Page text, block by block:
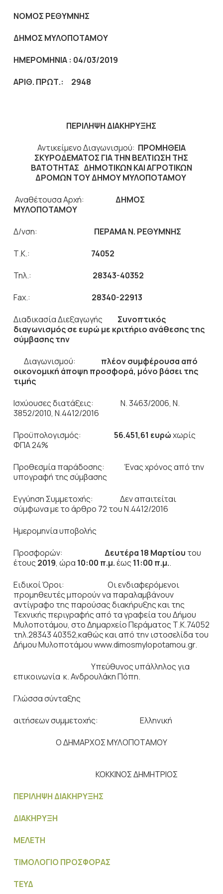
ΝΟΜΟΣ ΡΕΘΥΜΝΗΣ
ΔΗΜΟΣ ΜΥΛΟΠΟΤΑΜΟΥ
ΗΜΕΡΟΜΗΝΙΑ : 04/03/2019
ΑΡΙΘ. ΠΡΩΤ.: 2948
ΠΕΡΙΛΗΨΗ ΔΙΑΚΗΡΥΞΗΣ
Αντικείμενο Διαγωνισμού: ΠΡΟΜΗΘΕΙΑ
ΣΚΥΡΟΔΕΜΑΤΟΣ ΓΙΑ ΤΗΝ ΒΕΛΤΙΩΣΗ ΤΗΣ
ΒΑΤΟΤΗΤΑΣ ΔΗΜΟΤΙΚΩΝ ΚΑΙ ΑΓΡΟΤΙΚΩΝ
ΔΡΟΜΩΝ ΤΟΥ ΔΗΜΟΥ ΜΥΛΟΠΟΤΑΜΟΥ
Αναθέτουσα Αρχή: ΔΗΜΟΣ
ΜΥΛΟΠΟΤΑΜΟΥ
Δ/νση: ΠΕΡΑΜΑ Ν. ΡΕΘΥΜΝΗΣ
Τ.Κ.: 74052
Τηλ.: 28343-40352
Fax.: 28340-22913
Διαδικασία Διεξαγωγής Συνοπτικός
διαγωνισμός σε ευρώ με κριτήριο ανάθεσης της
σύμβασης την
Διαγωνισμού:
πλέον συμφέρουσα από
οικονομική άποψη προσφορά, μόνο βάσει της
τιμής
Ισχύουσες διατάξεις: Ν. 3463/2006, Ν.
3852/2010, Ν.4412/2016
Προϋπολογισμός: 56.451,61 ευρώχωρίς
ΦΠΑ 24%
Προθεσμία παράδοσης: Ένας χρόνος από την
υπογραφή της σύμβασης
Εγγύηση Συμμετοχής: Δεν απαιτείται
σύμφωνα με το άρθρο 72 του Ν.4412/2016
Ημερομηνία υποβολής
Προσφορών: Δευτέρα 18 Μαρτίου του
έτους 2019, ώρα 10:00 π.μ.έως 11:00 π.μ..
Ειδικοί Όροι: Οι ενδιαφερόμενοι
προμηθευτές μπορούν να παραλαμβάνουν
αντίγραφο της παρούσας διακήρυξης και της
Τεχνικής περιγραφής από τα γραφεία του Δήμου
Μυλοποτάμου, στο Δημαρχείο Περάματος Τ.Κ.74052
τηλ.28343 40352,καθώς και από την ιστοσελίδα του
Δήμου Μυλοποτάμου www.dimosmylopotamou.gr.
Υπεύθυνος υπάλληλος για
επικοινωνία κ. Ανδρουλάκη Πόπη.
Γλώσσα σύνταξης
αιτήσεων συμμετοχής: Ελληνική
Ο ΔΗΜΑΡΧΟΣ ΜΥΛΟΠΟΤΑΜΟΥ
ΚΟΚΚΙΝΟΣ ΔΗΜΗΤΡΙΟΣ
ΠΕΡΙΛΗΨΗ ΔΙΑΚΗΡΥΞΗΣ
ΔΙΑΚΗΡΥΞΗ
ΜΕΛΕΤΗ
ΤΙΜΟΛΟΓΙΟ ΠΡΟΣΦΟΡΑΣ
ΤΕΥΔ